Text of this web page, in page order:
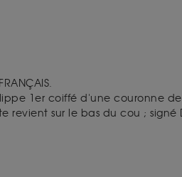
1er coiffé d'une couronne
sur le bas du cou ; signé